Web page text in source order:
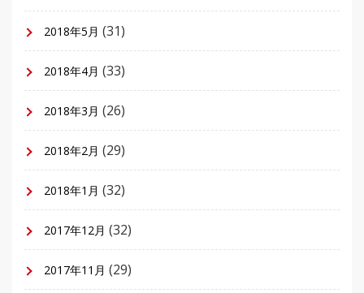
2018年5月 (31)
2018年4月 (33)
2018年3月 (26)
2018年2月 (29)
2018年1月 (32)
2017年12月 (32)
2017年11月 (29)